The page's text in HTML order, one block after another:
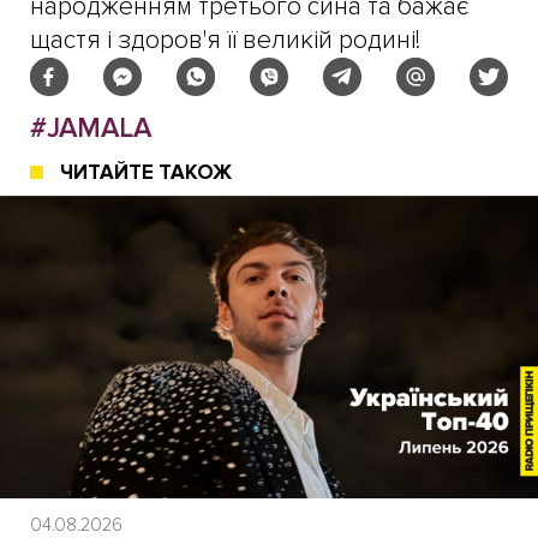
народженням третього сина та бажає
щастя і здоров'я її великій родині!
#JAMALA
ЧИТАЙТЕ ТАКОЖ
04.08.2026